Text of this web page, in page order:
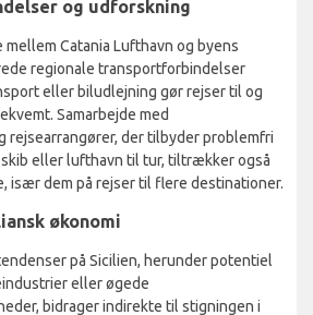
og udforskning
Catania Lufthavn og byens
regionale transportforbindelser
eller biludlejning gør rejser til og
Samarbejde med
rejsearrangører, der tilbyder problemfri
eller lufthavn til tur, tiltrækker også
især dem på rejser til flere destinationer.
økonomi
på Sicilien, herunder potentiel
eller øgede
bidrager indirekte til stigningen i